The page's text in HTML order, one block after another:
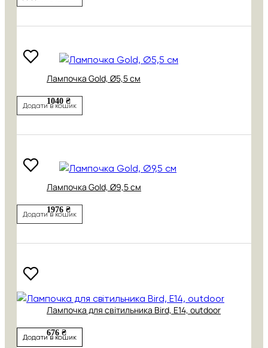
Лампочка Gold, Ø5,5 см
1040 ₴
Додати в кошик
Лампочка Gold, Ø9,5 см
1976 ₴
Додати в кошик
Лампочка для світильника Bird, Е14, outdoor
676 ₴
Додати в кошик